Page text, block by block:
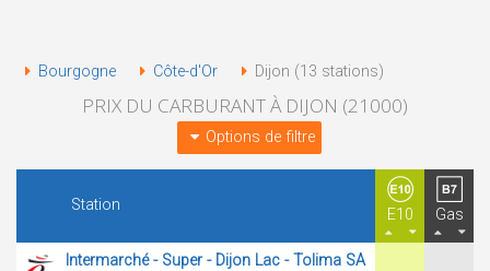
Bourgogne Côte-d'Or Dijon (13 stations)
PRIX DU CARBURANT À DIJON (21000)
Options de filtre
Station
E10 Gas
Intermarché - Super - Dijon Lac - Tolima SA